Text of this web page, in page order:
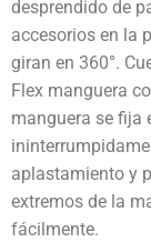
desprendido de
accesorios en la
giran en 360°.
Flex manguera
manguera se fija
aplastamiento y
extremos de la
fácilmente.